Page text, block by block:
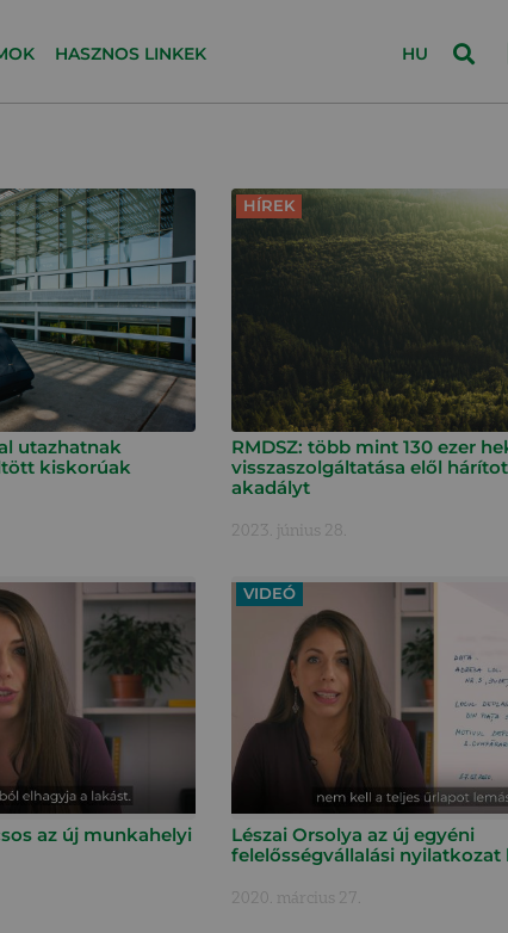
HASZNOS LINKEK HU
utazhatnak
kiskorúak
HÍREK
RMDSZ: több mint 130 ezer
visszaszolgáltatása elől
akadályt
2023. június 28.
az új munkahelyi
VIDEÓ
Lészai Orsolya az új egyéni
felelősségvállalási nyilatkozat
2020. március 27.